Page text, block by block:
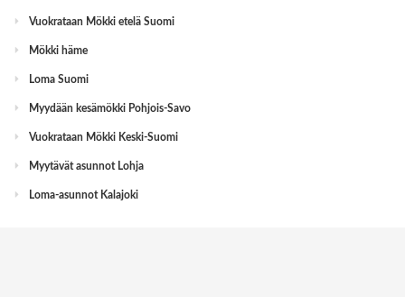
Vuokrataan Mökki etelä Suomi
Mökki häme
Loma Suomi
Myydään kesämökki Pohjois-Savo
Vuokrataan Mökki Keski-Suomi
Myytävät asunnot Lohja
Loma-asunnot Kalajoki